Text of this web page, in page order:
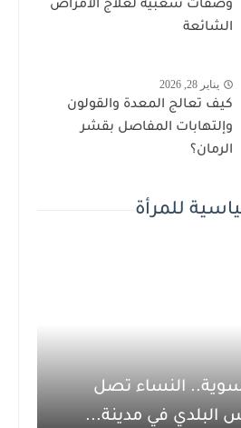
وصفات شعبية لعلاج الأمراض
الشائعة
يناير 28, 2026
كيف تعالج المعدة والقولون
وإلتهابات المفاصل بقشر
الرمان؟
للمرأة
النساء تصل
البلدي في مدينة...